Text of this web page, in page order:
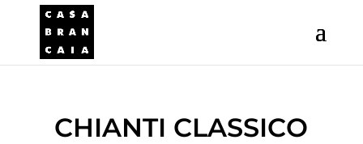
CHIANTI CLASSICO